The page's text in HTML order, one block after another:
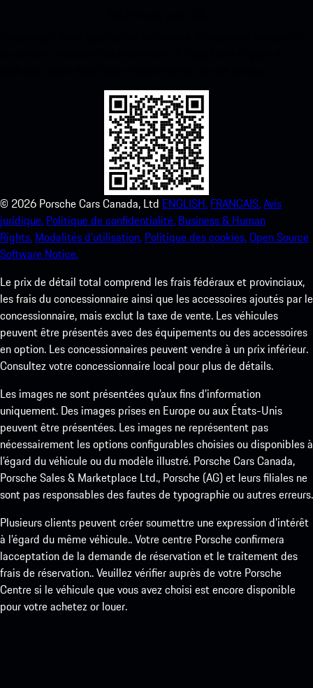
© 2026 Porsche Cars Canada, Ltd ENGLISH. FRANCAIS.Avis
juridique. Politique de confidentialité. Business & Human
Rights. Modalités d’utilisation. Politique des cookies.Open Source
Software Notice.
Le prix de détail total comprend les frais fédéraux et provinciaux,
les frais du concessionnaire ainsi que les accessoires ajoutés par le
concessionnaire, mais exclut la taxe de vente. Les véhicules
peuvent être présentés avec des équipements ou des accessoires
en option. Les concessionnaires peuvent vendre à un prix inférieur.
Consultez votre concessionnaire local pour plus de détails.
Les images ne sont présentées qu’aux fins d’information
uniquement. Des images prises en Europe ou aux États-Unis
peuvent être présentées. Les images ne représentent pas
nécessairement les options configurables choisies ou disponibles à
l’égard du véhicule ou du modèle illustré. Porsche Cars Canada,
Porsche Sales & Marketplace Ltd., Porsche (AG) et leurs filiales ne
sont pas responsables des fautes de typographie ou autres erreurs.
Plusieurs clients peuvent créer soumettre une expression d’intérêt
à l’égard du même véhicule.. Votre centre Porsche confirmera
lacceptation de la demande de réservation et le traitement des
frais de réservation.. Veuillez vérifier auprès de votre Porsche
Centre si le véhicule que vous avez choisi est encore disponible
pour votre achetez or louer.